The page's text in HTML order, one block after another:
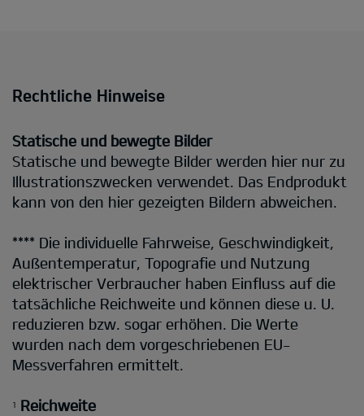
Rechtliche Hinweise
Statische und bewegte Bilder
Statische und bewegte Bilder werden hier nur zu
Illustrationszwecken verwendet. Das Endprodukt
kann von den hier gezeigten Bildern abweichen.
**** Die individuelle Fahrweise, Geschwindigkeit,
Außentemperatur, Topografie und Nutzung
elektrischer Verbraucher haben Einfluss auf die
tatsächliche Reichweite und können diese u. U.
reduzieren bzw. sogar erhöhen. Die Werte
wurden nach dem vorgeschriebenen EU-
Messverfahren ermittelt.
1
Reichweite